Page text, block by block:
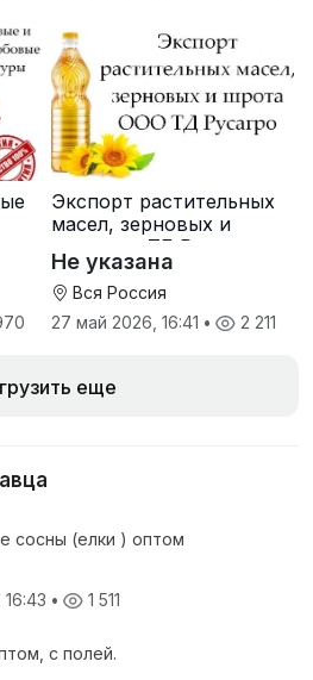
Экспорт растительных
масел, зерновых и
шрота от ТД Русагро
Не указана
Вся Россия
27 май 2026, 16:41 • 2 211
еще
сосны (елки ) оптом
16:43 • 1 511
с полей.